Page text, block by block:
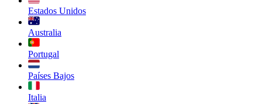
Estados Unidos
Australia
Portugal
Países Bajos
Italia